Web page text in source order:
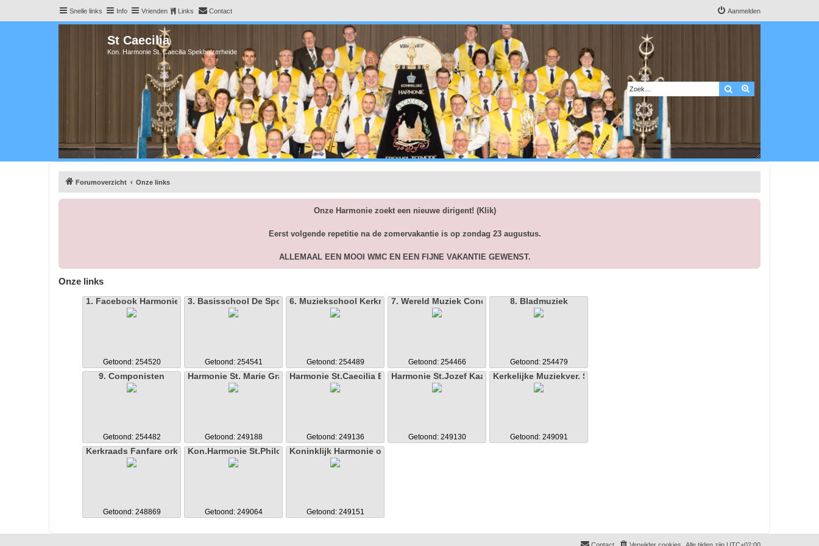
Snelle links Info Vrienden Links Contact Aanmelden
St Caecilia
Kon. Harmonie St. Caecilia Spekholzerheide
Zoek
Forumoverzicht Onze links
Onze Harmonie zoekt een nieuwe dirigent! (Klik)
Eerst volgende repetitie na de zomervakantie is op zondag 23 augustus.
ALLEMAAL EEN MOOI WMC EN EEN FIJNE VAKANTIE GEWENST.
Onze links
1. Facebook Harmonie St. Caecilia Spekhei
Getoond: 254520
3. Basisschool De Spoorzoeker
Getoond: 254541
6. Muziekschool Kerkrade
Getoond: 254489
7. Wereld Muziek Concours
Getoond: 254466
8. Bladmuziek
Getoond: 254479
9. Componisten
Getoond: 254482
Harmonie St. Marie Gracht
Getoond: 249188
Harmonie St.Caecilia Eygelshoven
Getoond: 249136
Harmonie St.Jozef Kaalheide
Getoond: 249130
Kerkelijke Muziekver. St.Callistus
Getoond: 249091
Kerkraads Fanfare orkest Kerkrade
Getoond: 248869
Kon.Harmonie St.Philomena
Getoond: 249064
Koninklijk Harmonie orkest Kerkrade
Getoond: 249151